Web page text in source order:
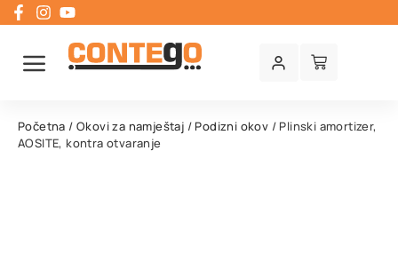
Početna /Okovi za namještaj / Podizni okov / Plinski amortizer,
AOSITE, kontra otvaranje